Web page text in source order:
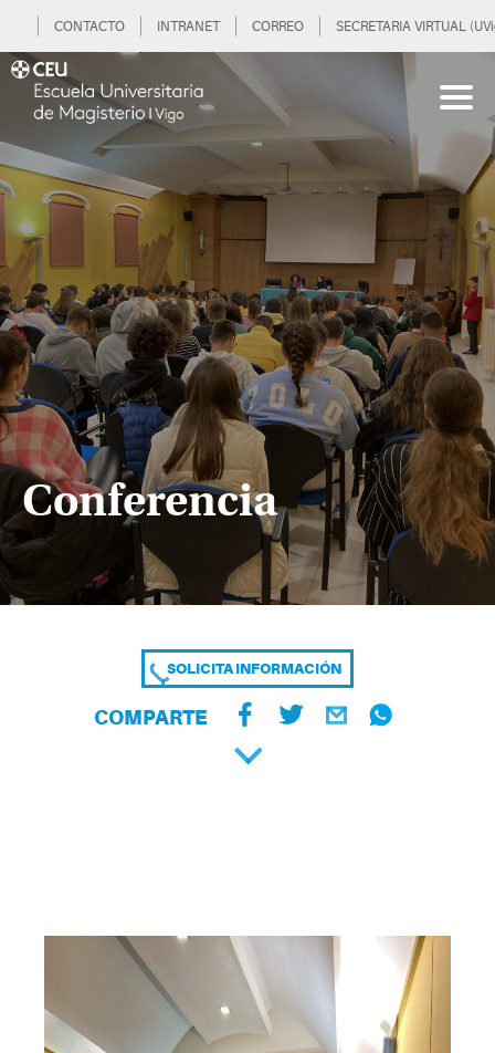
CONTACTO INTRANET CORREO SECRETARIA VIRTUAL
Conferencia
SOLICITA INFORMACIÓN
COMPARTE